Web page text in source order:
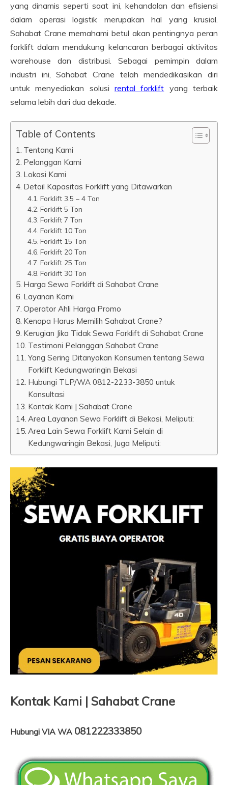
yang dinamis seperti saat ini, kehandalan dan efisiensi
dalam operasi logistik merupakan hal yang krusial.
Sahabat Crane memahami betul akan pentingnya peran
forklift dalam mendukung kelancaran berbagai aktivitas
warehouse dan distribusi. Sebagai pemimpin dalam
industri ini, Sahabat Crane telah mendedikasikan diri
untuk menyediakan solusi rental forklift yang terbaik
selama lebih dari dua dekade.
Table of Contents
Tentang Kami
Pelanggan Kami
Lokasi Kami
Detail Kapasitas Forklift yang Ditawarkan
Forklift 3.5 – 4 Ton
Forklift 5 Ton
Forklift 7 Ton
Forklift 10 Ton
Forklift 15 Ton
Forklift 20 Ton
Forklift 25 Ton
Forklift 30 Ton
Harga Sewa Forklift di Sahabat Crane
Layanan Kami
Operator Ahli Harga Promo
Kenapa Harus Memilih Sahabat Crane?
Kerugian Jika Tidak Sewa Forklift di Sahabat Crane
Testimoni Pelanggan Sahabat Crane
Yang Sering Ditanyakan Konsumen tentang Sewa
Forklift Kedungwaringin Bekasi
Hubungi TLP/WA 0812-2233-3850 untuk
Konsultasi
Kontak Kami | Sahabat Crane
Area Layanan Sewa Forklift di Bekasi, Meliputi:
Area Lain Sewa Forklift Kami Selain di
Kedungwaringin Bekasi, Juga Meliputi:
Kontak Kami | Sahabat Crane
Hubungi VIA WA 081222333850